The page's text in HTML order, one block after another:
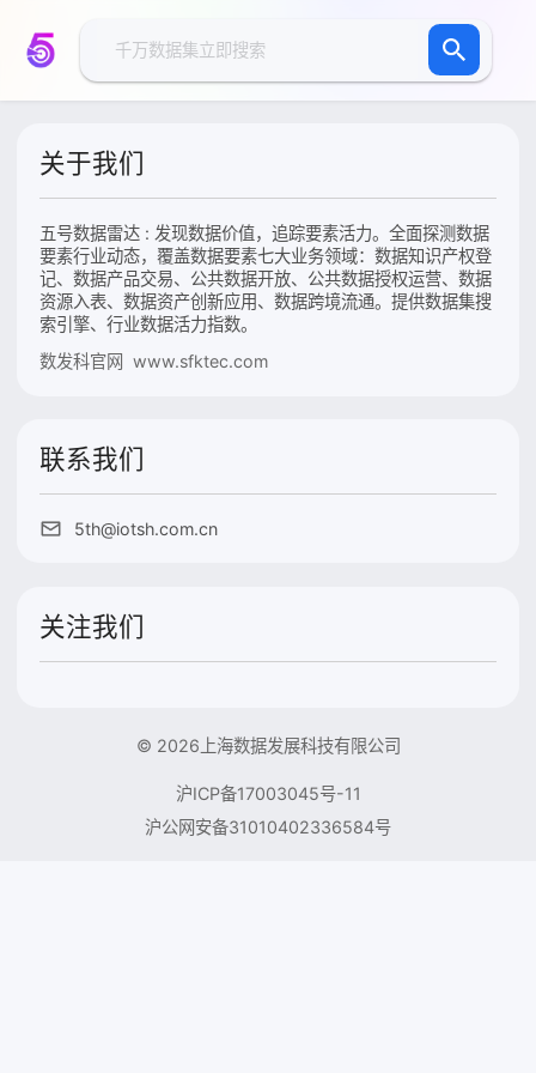
关于我们
五号数据雷达 : 发现数据价值，追踪要素活力。全面探测数据
要素行业动态，覆盖数据要素七大业务领域：数据知识产权登
记、数据产品交易、公共数据开放、公共数据授权运营、数据
资源入表、数据资产创新应用、数据跨境流通。提供数据集搜
索引擎、行业数据活力指数。
数发科官网 www.sfktec.com
联系我们
5th@iotsh.com.cn
关注我们
© 2026上海数据发展科技有限公司
沪ICP备17003045号-11
沪公网安备31010402336584号